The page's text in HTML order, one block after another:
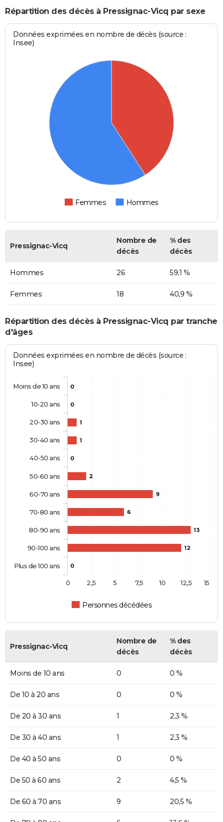
Répartition des décès à Pressignac-Vicq par sexe
Données exprimées en nombre de décès (source :
Insee)
Femmes Hommes
Pressignac-Vicq
Nombre de
décès
% des
décès
Hommes 26 59,1 %
Femmes 18 40,9 %
Répartition des décès à Pressignac-Vicq par tranche
d'âges
Données exprimées en nombre de décès (source :
Insee)
0
0
1
1
0
2
9
6
13
12
0
Personnes décédées
Moins de 10 ans
10-20 ans
20-30 ans
30-40 ans
40-50 ans
50-60 ans
60-70 ans
70-80 ans
80-90 ans
90-100 ans
Plus de 100 ans
0 2,5 5 7,5 10 12,5 15
Pressignac-Vicq
Nombre de
décès
% des
décès
Moins de 10 ans 0 0 %
De 10 à 20 ans 0 0 %
De 20 à 30 ans 1 2,3 %
De 30 à 40 ans 1 2,3 %
De 40 à 50 ans 0 0 %
De 50 à 60 ans 2 4,5 %
De 60 à 70 ans 9 20,5 %